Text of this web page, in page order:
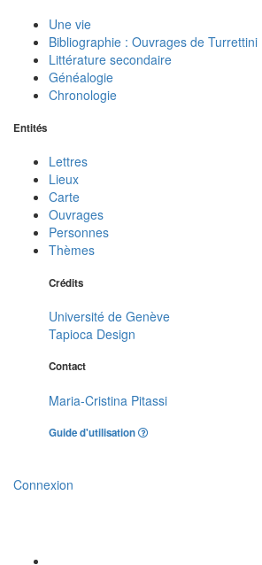
Une vie
Bibliographie : Ouvrages de Turrettini
Littérature secondaire
Généalogie
Chronologie
Entités
Lettres
Lieux
Carte
Ouvrages
Personnes
Thèmes
Crédits
Université de Genève
Tapioca Design
Contact
Maria-Cristina Pitassi
Guide d'utilisation
Connexion